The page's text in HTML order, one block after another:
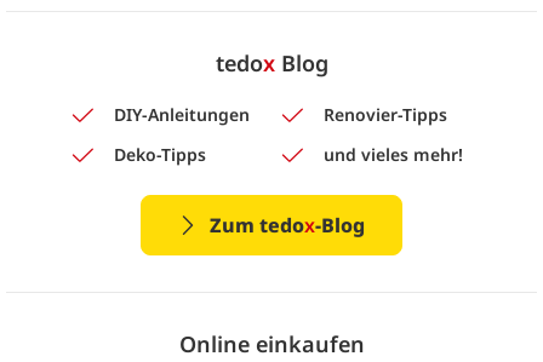
tedoxBlog
DIY-Anleitungen
Renovier-Tipps
Deko-Tipps
und vieles mehr!
Zum tedox-Blog
Online einkaufen